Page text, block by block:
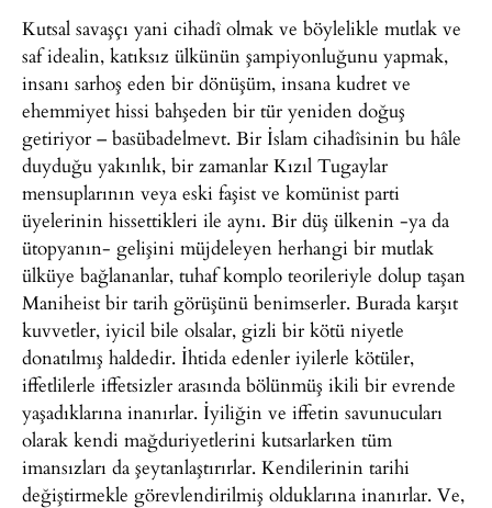
Kutsal savaşçı yani cihadî olmak ve böylelikle mutlak ve
saf idealin, katıksız ülkünün şampiyonluğunu yapmak,
insanı sarhoş eden bir dönüşüm, insana kudret ve
ehemmiyet hissi bahşeden bir tür yeniden doğuş
getiriyor – basübadelmevt. Bir İslam cihadîsinin bu hâle
duyduğu yakınlık, bir zamanlar Kızıl Tugaylar
mensuplarının veya eski faşist ve komünist parti
üyelerinin hissettikleri ile aynı. Bir düş ülkenin -ya da
ütopyanın- gelişini müjdeleyen herhangi bir mutlak
ülküye bağlananlar, tuhaf komplo teorileriyle dolup taşan
Maniheist bir tarih görüşünü benimserler. Burada karşıt
kuvvetler, iyicil bile olsalar, gizli bir kötü niyetle
donatılmış haldedir. İhtida edenler iyilerle kötüler,
iffetlilerle iffetsizler arasında bölünmüş ikili bir evrende
yaşadıklarına inanırlar. İyiliğin ve iffetin savunucuları
olarak kendi mağduriyetlerini kutsarlarken tüm
imansızları da şeytanlaştırırlar. Kendilerinin tarihi
değiştirmekle görevlendirilmiş olduklarına inanırlar. Ve,